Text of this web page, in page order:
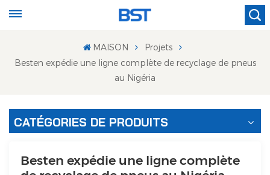
MAISON
Projets
Besten expédie une ligne complète de recyclage de pneus
au Nigéria
CATÉGORIES DE PRODUITS
Besten expédie une ligne complète